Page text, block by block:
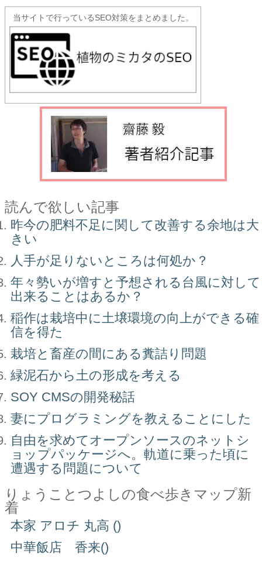
当サイトで行っているSEO対策をまとめました。
読んで欲しい記事
昨今の肥料不足に関して改善する余地は大
きい
人手が足りないところは何処か？
年々勢いが増すと予想される台風に対して
出来ることはあるか？
稲作は栽培中に土壌環境の向上ができる確
信を得た
栽培と畜産の間にある糞詰り問題
緑泥石から土の形成を考える
SOY CMSの開発秘話
妻にプログラミングを教えることにした
自由を求めてオープンソースのネットシ
ョップパッケージへ。軌道に乗った頃に
遭遇する問題について
りょうことつよしの食べ歩きマップ新
着
本家 アロチ 丸高 ()
中華飯店 香来()